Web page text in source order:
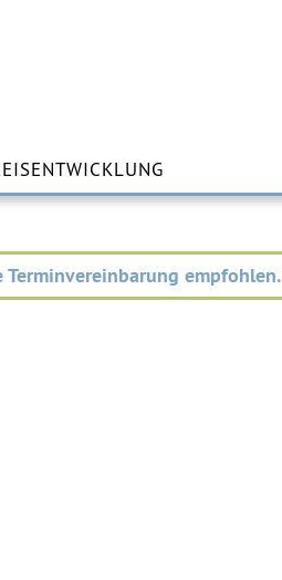
empfohlen.